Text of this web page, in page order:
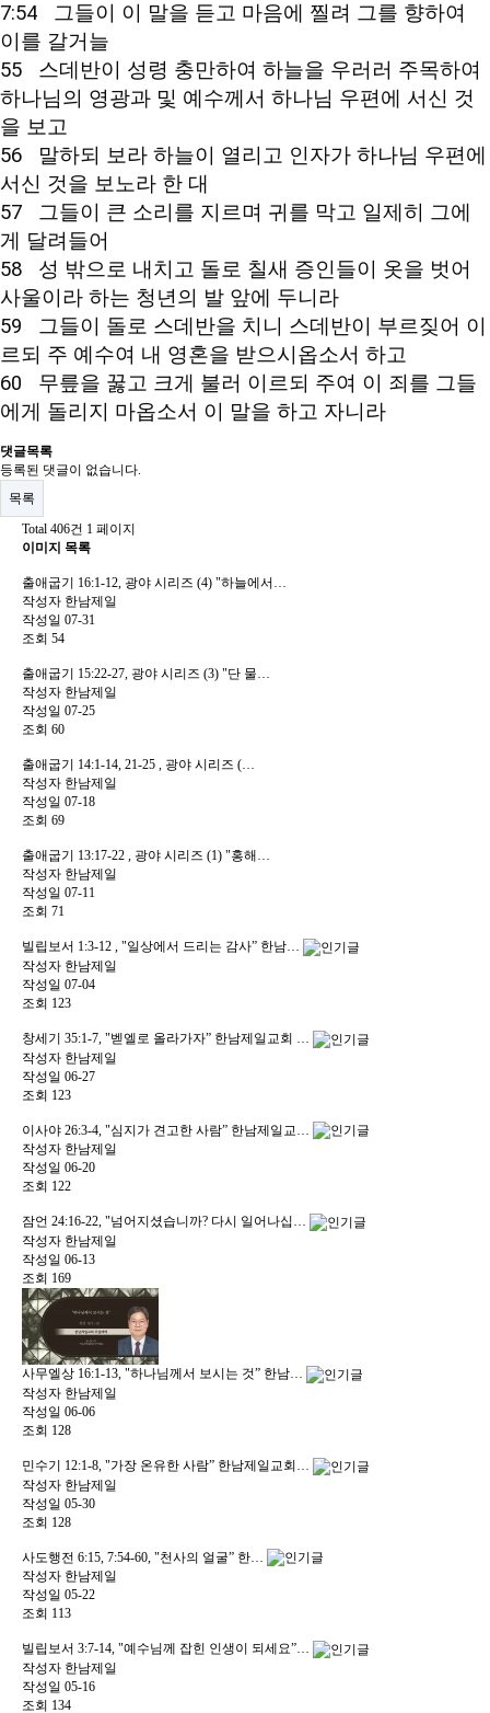
7:54
   그들이 이 말을 듣고 마음에 찔려 그를 향하여
이를 갈거늘
55   스데반이 성령 충만하여 하늘을 우러러 주목하여
하나님의 영광과 및 예수께서 하나님 우편에 서신 것
을 보고
56   말하되 보라 하늘이 열리고 인자가 하나님 우편에
서신 것을 보노라 한 대
57   그들이 큰 소리를 지르며 귀를 막고 일제히 그에
게 달려들어
58   성 밖으로 내치고 돌로 칠새 증인들이 옷을 벗어
사울이라 하는 청년의 발 앞에 두니라
59   그들이 돌로 스데반을 치니 스데반이 부르짖어 이
르되 주 예수여 내 영혼을 받으시옵소서 하고
60   무릎을 꿇고 크게 불러 이르되 주여 이 죄를 그들
에게 돌리지 마옵소서 이 말을 하고 자니라
댓글목록
등록된 댓글이 없습니다.
목록
Total 406건 1 페이지
이미지 목록
출애굽기 16:1-12, 광야 시리즈 (4) "하늘에서…
작성자 한남제일
작성일 07-31
조회 54
출애굽기 15:22-27, 광야 시리즈 (3) "단 물…
작성자 한남제일
작성일 07-25
조회 60
출애굽기 14:1-14, 21-25 , 광야 시리즈 (…
작성자 한남제일
작성일 07-18
조회 69
출애굽기 13:17-22 , 광야 시리즈 (1) "홍해…
작성자 한남제일
작성일 07-11
조회 71
빌립보서 1:3-12 , "일상에서 드리는 감사” 한남…
작성자 한남제일
작성일 07-04
조회 123
창세기 35:1-7, "벧엘로 올라가자” 한남제일교회 …
작성자 한남제일
작성일 06-27
조회 123
이사야 26:3-4, "심지가 견고한 사람” 한남제일교…
작성자 한남제일
작성일 06-20
조회 122
잠언 24:16-22, "넘어지셨습니까? 다시 일어나십…
작성자 한남제일
작성일 06-13
조회 169
사무엘상 16:1-13, "하나님께서 보시는 것” 한남…
작성자 한남제일
작성일 06-06
조회 128
민수기 12:1-8, "가장 온유한 사람” 한남제일교회…
작성자 한남제일
작성일 05-30
조회 128
사도행전 6:15, 7:54-60, "천사의 얼굴” 한…
작성자 한남제일
작성일 05-22
조회 113
빌립보서 3:7-14, "예수님께 잡힌 인생이 되세요”…
작성자 한남제일
작성일 05-16
조회 134